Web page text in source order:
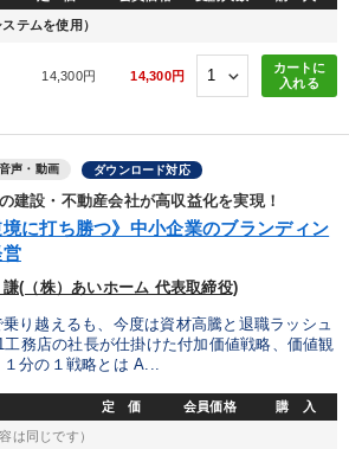
refresh 更新する
と戦略を学ぶ
織と人を動かすマネジメント力を磨く
セミナー収録講演ＣＤ・講演ＤＶＤ・デジ
経済・景気・相場予測
力の経営」＋現場の「儲ける力」をさらに
テムを使用）
14,300円 14,300円
カートに
入れる
音声・動画 ダウンロード対応
建設・不動産会社が高収益化を実現！
境に打ち勝つ》中小企業のブランディン
営
(（株）あいホーム 代表取締役)
り越えるも、今度は資材高騰と退職ラッシュ
務店の社長が仕掛けた付加価値戦略、価値観
分の１戦略とは A...
定 価 会員価格 購 入
は同じです）